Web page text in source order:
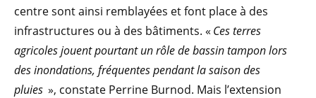
centre sont ainsi remblayées et font place à des
infrastructures ou à des bâtiments. « Ces terres
agricoles jouent pourtant un rôle de bassin tampon lors
des inondations, fréquentes pendant la saison des
pluies », constate Perrine Burnod. Mais l’extension